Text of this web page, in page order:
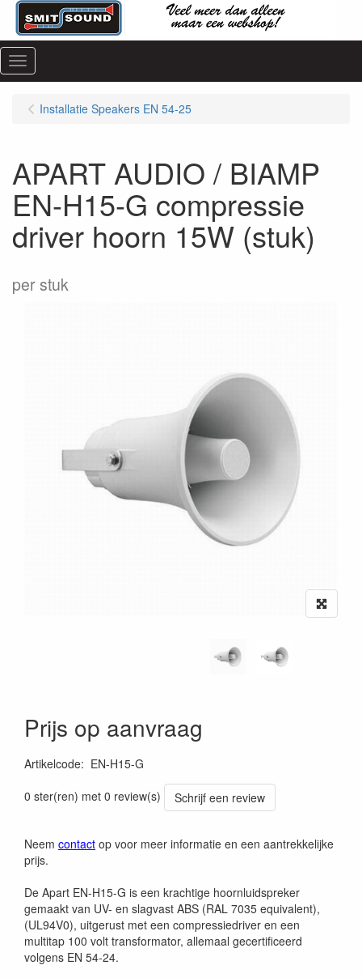
Menu
Installatie Speakers EN 54-25
APART AUDIO / BIAMP
EN-H15-G compressie
driver hoorn 15W (stuk)
per stuk
Prijs op aanvraag
Artikelcode: EN-H15-G
0 ster(ren) met 0 review(s)
Schrijf een review
Neem contact op voor meer informatie en een aantrekkelijke
prijs.
De Apart EN-H15-G is een krachtige hoornluidspreker
gemaakt van UV- en slagvast ABS (RAL 7035 equivalent),
(UL94V0), uitgerust met een compressiedriver en een
multitap 100 volt transformator, allemaal gecertificeerd
volgens EN 54-24.